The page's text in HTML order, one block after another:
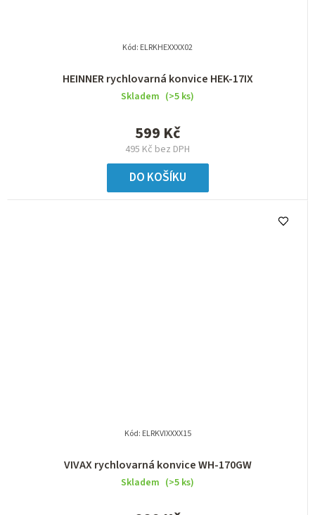
HEINNER rychlovarná konvice HEK-17IX
Skladem (>5 ks)
495 Kč bez DPH
599 Kč
DO KOŠÍKU
Kód: ELRKHEXXXX02
VIVAX rychlovarná konvice WH-170GW
Skladem (>5 ks)
Kód: ELRKVIXXXX15